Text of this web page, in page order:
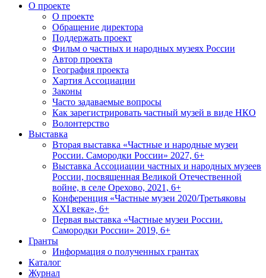
О проекте
О проекте
Обращение директора
Поддержать проект
Фильм о частных и народных музеях России
Автор проекта
География проекта
Хартия Ассоциации
Законы
Часто задаваемые вопросы
Как зарегистрировать частный музей в виде НКО
Волонтерство
Выставка
Вторая выставка «Частные и народные музеи
России. Самородки России» 2027, 6+
Выставка Ассоциации частных и народных музеев
России, посвященная Великой Отечественной
войне, в селе Орехово, 2021, 6+
Конференция «Частные музеи 2020/Третьяковы
XXI века», 6+
Первая выставка «Частные музеи России.
Самородки России» 2019, 6+
Гранты
Информация о полученных грантах
Каталог
Журнал